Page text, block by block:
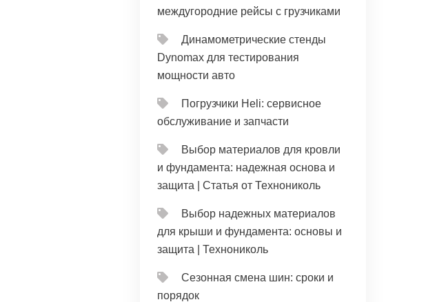
междугородние рейсы с грузчиками
Динамометрические стенды
Dynomax для тестирования
мощности авто
Погрузчики Heli: сервисное
обслуживание и запчасти
Выбор материалов для кровли
и фундамента: надежная основа и
защита | Статья от Технониколь
Выбор надежных материалов
для крыши и фундамента: основы и
защита | Технониколь
Сезонная смена шин: сроки и
порядок